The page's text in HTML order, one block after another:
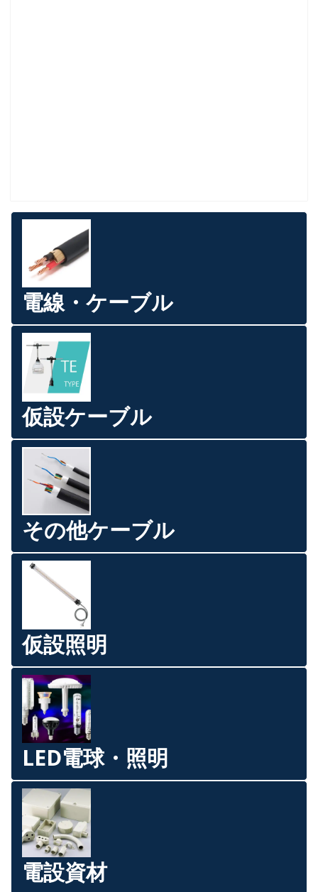
電線・ケーブル
仮設ケーブル
その他ケーブル
仮設照明
LED電球・照明
電設資材